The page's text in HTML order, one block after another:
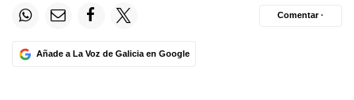
Añade a La Voz de Galicia en Google
Comentar ·